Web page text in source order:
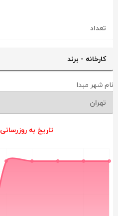
کارخانه - برند
شهر مبدا
تاریخ به روزرسانی: 1405/05/14